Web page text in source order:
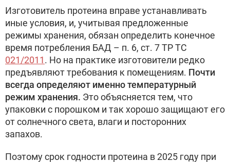
Изготовитель протеина вправе устанавливать
иные условия, и, учитывая предложенные
режимы хранения, обязан определить конечное
время потребления БАД – п. 6, ст. 7 ТР ТС
021/2011. Но на практике изготовители редко
предъявляют требования к помещениям. Почти
всегда определяют именно температурный
режим хранения. Это объясняется тем, что
упаковки с порошком и так хорошо защищают его
от солнечного света, влаги и посторонних
запахов.
Поэтому срок годности протеина в 2025 году при